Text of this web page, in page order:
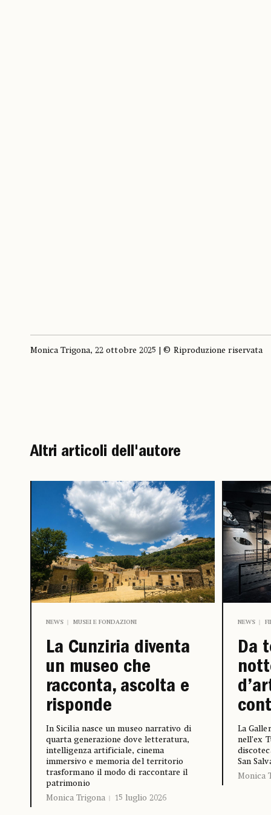
Monica Trigona, 22 ottobre 2025 | © Riproduzione riservata
Altri articoli dell'autore
NEWS MUSEI E FONDAZIONI
La Cunziria diventa
un museo che
racconta, ascolta e
risponde
In Sicilia nasce un museo narrativo di
quarta generazione dove letteratura,
intelligenza artificiale, cinema
immersivo e memoria del territorio
trasformano il modo di raccontare il
patrimonio
Monica Trigona
15 luglio 2026
NEWS
Da
La
nell’ex
San
Monica